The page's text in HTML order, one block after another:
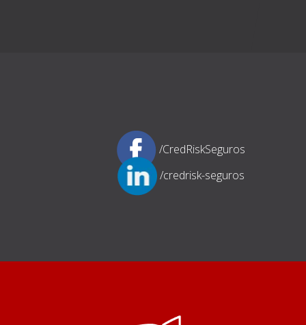
/CredRiskSeguros
/credrisk-seguros